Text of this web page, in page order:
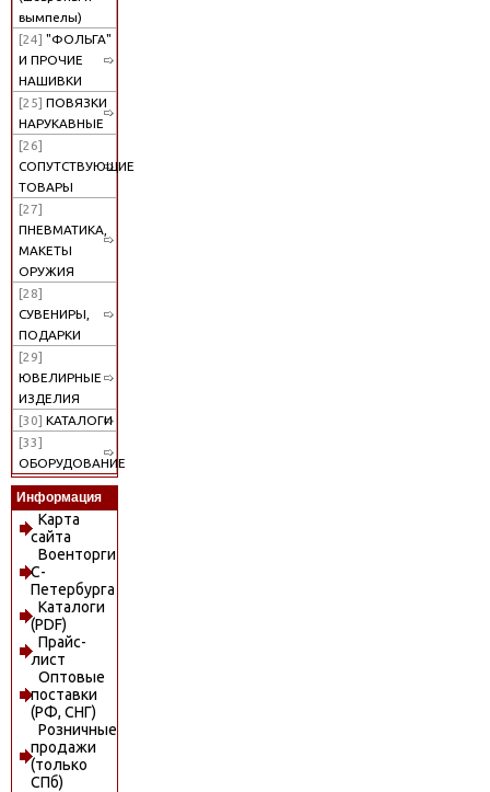
вымпелы)
[24] "ФОЛЬГА"
И ПРОЧИЕ
НАШИВКИ
[25] ПОВЯЗКИ
НАРУКАВНЫЕ
[26]
СОПУТСТВУЮЩИЕ
ТОВАРЫ
[27]
ПНЕВМАТИКА,
МАКЕТЫ
ОРУЖИЯ
[28]
СУВЕНИРЫ,
ПОДАРКИ
[29]
ЮВЕЛИРНЫЕ
ИЗДЕЛИЯ
[30] КАТАЛОГИ
[33]
ОБОРУДОВАНИЕ
Информация
Карта
сайта
Военторги
С-
Петербурга
Каталоги
(PDF)
Прайс-
лист
Оптовые
поставки
(РФ, СНГ)
Розничные
продажи
(только
СПб)